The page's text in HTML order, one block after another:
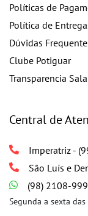
Políticas de
Política de
Dúvidas
Clube Potiguar
Transparencia
Central de
Imperatriz -
São Luís e
(98) 2108-
Segunda a sexta